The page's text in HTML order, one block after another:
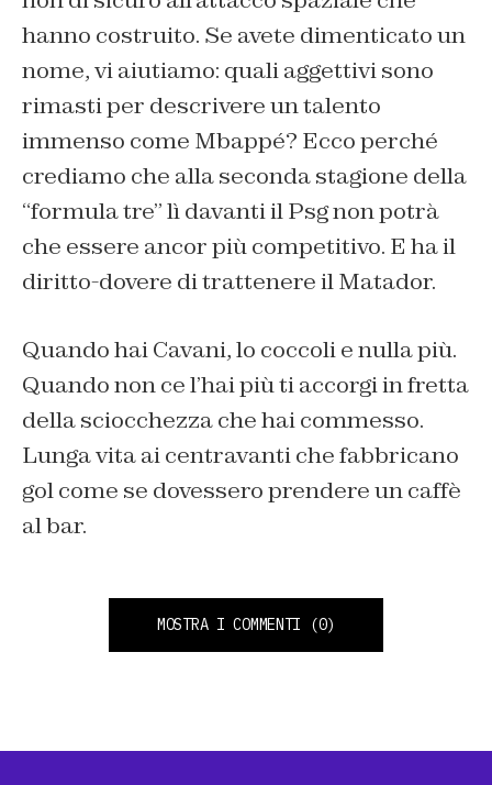
hanno costruito. Se avete dimenticato un
nome, vi aiutiamo: quali aggettivi sono
rimasti per descrivere un talento
immenso come Mbappé? Ecco perché
crediamo che alla seconda stagione della
“formula tre” lì davanti il Psg non potrà
che essere ancor più competitivo. E ha il
diritto-dovere di trattenere il Matador.
Quando hai Cavani, lo coccoli e nulla più.
Quando non ce l’hai più ti accorgi in fretta
della sciocchezza che hai commesso.
Lunga vita ai centravanti che fabbricano
gol come se dovessero prendere un caffè
al bar.
MOSTRA I COMMENTI (0)